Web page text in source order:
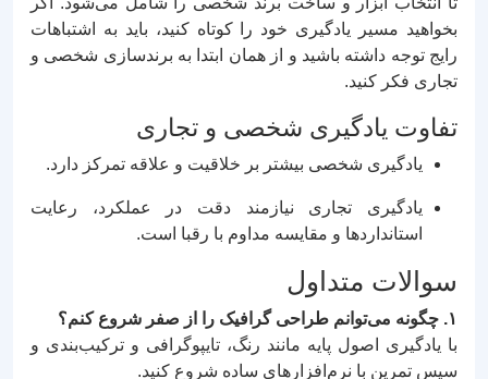
بخواهید مسیر یادگیری خود را کوتاه کنید، باید به اشتباهات
رایج توجه داشته باشید و از همان ابتدا به برندسازی شخصی و
تجاری فکر کنید.
تفاوت یادگیری شخصی و تجاری
یادگیری شخصی بیشتر بر خلاقیت و علاقه تمرکز دارد.
یادگیری تجاری نیازمند دقت در عملکرد، رعایت
استانداردها و مقایسه مداوم با رقبا است.
سوالات متداول
۱. چگونه می‌توانم طراحی گرافیک را از صفر شروع کنم؟
با یادگیری اصول پایه مانند رنگ، تایپوگرافی و ترکیب‌بندی و
سپس تمرین با نرم‌افزارهای ساده شروع کنید.